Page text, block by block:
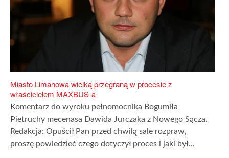
Miasto Limanowa wielką przegraną w procesie z
właścicielem MAXBUS-a
Komentarz do wyroku pełnomocnika Bogumiła
Pietruchy mecenasa Dawida Jurczaka z Nowego Sącza.
Redakcja: Opuścił Pan przed chwilą sale rozpraw,
proszę powiedzieć czego dotyczył proces i jaki był...